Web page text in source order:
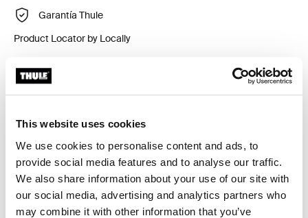
This website uses cookies
We use cookies to personalise content and ads, to
provide social media features and to analyse our traffic.
We also share information about your use of our site with
our social media, advertising and analytics partners who
may combine it with other information that you’ve
Garantía Thule
Product Locator by Locally
Kit de ajuste a la medida para montar un sistema de
de fijación preexistentes del portaequipajes de techo o
con portaequipajes instalados de fábrica.